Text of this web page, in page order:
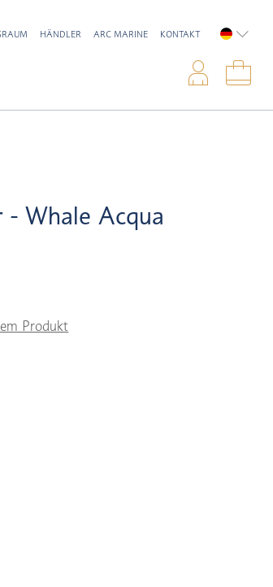
HÄNDLER ARC MARINE KONTAKT
- Whale Acqua
Produkt